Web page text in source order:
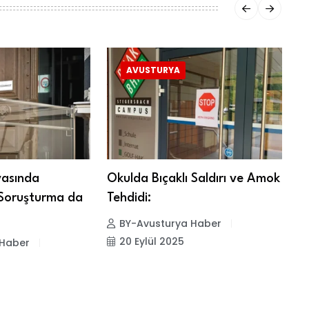
da
AVUSTURYA
Okulda Bıçaklı Saldırı ve Amok
Tehdidi:
BY-Avusturya Haber
20 Eylül 2025